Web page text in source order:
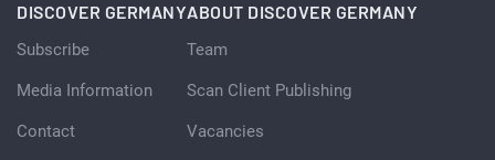
DISCOVER GERMANY
Subscribe
Media Information
Contact
ABOUT DISCOVER GERMANY
Team
Scan Client Publishing
Vacancies